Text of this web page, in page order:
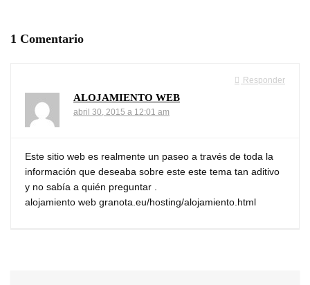
1 Comentario
Responder
ALOJAMIENTO WEB
abril 30, 2015 a 12:01 am
Este sitio web es realmente un paseo a través de toda la
información que deseaba sobre este este tema tan aditivo
y no sabía a quién preguntar .
alojamiento web granota.eu/hosting/alojamiento.html